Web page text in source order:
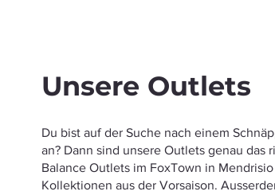
Unsere Outlets
Du bist auf der Suche nach einem
an? Dann sind unsere Outlets genau
Balance Outlets im FoxTown in
Kollektionen aus der Vorsaison.